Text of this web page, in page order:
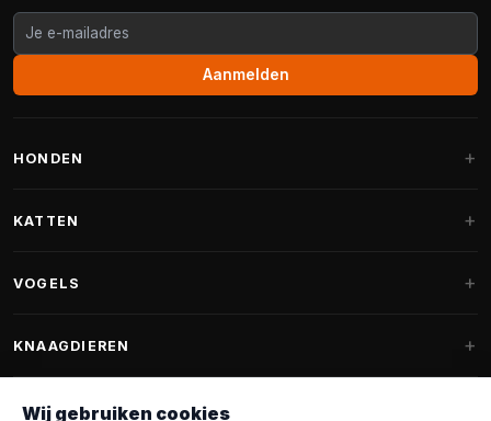
Aanmelden
HONDEN
Fantail hondenmanden
Hondenspeelgoed
KATTEN
Krabpalen voor Maine Coon
VOGELS
Vogelvoer binnenvogels
Voederhuisjes
KNAAGDIEREN
Wij gebruiken cookies